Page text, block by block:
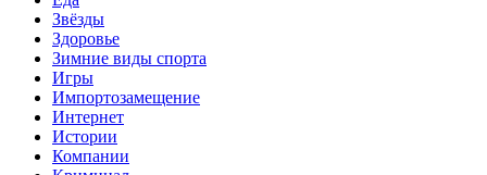
Звёзды
Здоровье
Зимние виды спорта
Игры
Импортозамещение
Интернет
Истории
Компании